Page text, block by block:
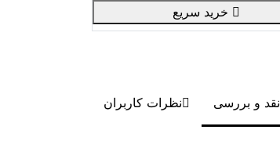
نقد و بررسی نظرات کاربران